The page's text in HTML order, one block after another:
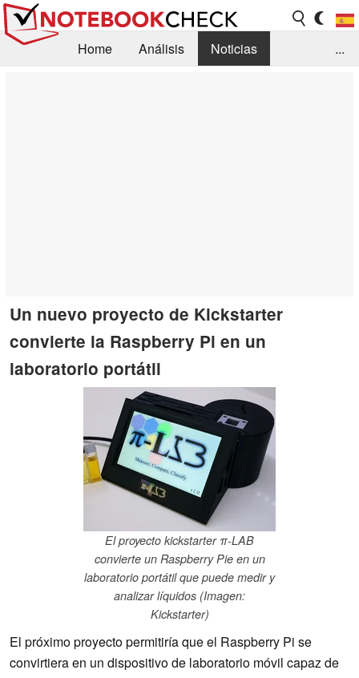
Home Análisis
Noticias
...
Un nuevo proyecto de Kickstarter
convierte la Raspberry Pi en un
laboratorio portátil
El proyecto kickstarter π-LAB
convierte un Raspberry Pie en un
laboratorio portátil que puede medir y
analizar líquidos (Imagen:
Kickstarter)
El próximo proyecto permitiría que el Raspberry Pi se
convirtiera en un dispositivo de laboratorio móvil capaz de